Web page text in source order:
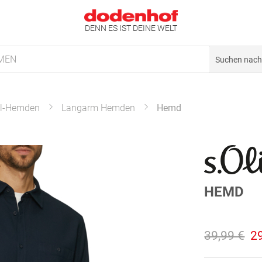
DENN ES IST DEINE WELT
Hemden Langarm Hemden Hemd
HEMD
39,99 €